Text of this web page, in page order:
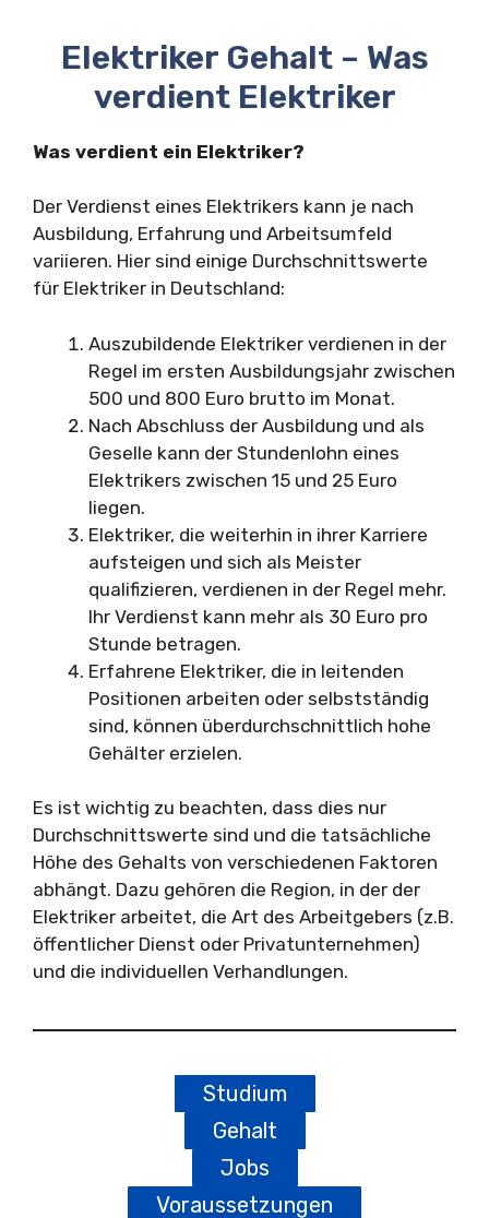
Elektriker Gehalt – Was
verdient Elektriker
Was verdient ein Elektriker?
Der Verdienst eines Elektrikers kann je nach
Ausbildung, Erfahrung und Arbeitsumfeld
variieren. Hier sind einige Durchschnittswerte
für Elektriker in Deutschland:
Auszubildende Elektriker verdienen in der
Regel im ersten Ausbildungsjahr zwischen
500 und 800 Euro brutto im Monat.
Nach Abschluss der Ausbildung und als
Geselle kann der Stundenlohn eines
Elektrikers zwischen 15 und 25 Euro
liegen.
Elektriker, die weiterhin in ihrer Karriere
aufsteigen und sich als Meister
qualifizieren, verdienen in der Regel mehr.
Ihr Verdienst kann mehr als 30 Euro pro
Stunde betragen.
Erfahrene Elektriker, die in leitenden
Positionen arbeiten oder selbstständig
sind, können überdurchschnittlich hohe
Gehälter erzielen.
Es ist wichtig zu beachten, dass dies nur
Durchschnittswerte sind und die tatsächliche
Höhe des Gehalts von verschiedenen Faktoren
abhängt. Dazu gehören die Region, in der der
Elektriker arbeitet, die Art des Arbeitgebers (z.B.
öffentlicher Dienst oder Privatunternehmen)
und die individuellen Verhandlungen.
Studium
Gehalt
Jobs
Voraussetzungen